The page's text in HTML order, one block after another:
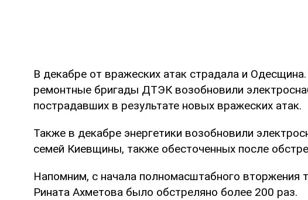
В декабре от вражеских атак страдала и
ремонтные бригады ДТЭК возобновили
пострадавших в результате новых вражеских атак.
Также в декабре энергетики возобновили
семей Киевщины, также обесточенных после
Напомним, с начала полномасштабного вторжения
Рината Ахметова было обстреляно более 200 раз.